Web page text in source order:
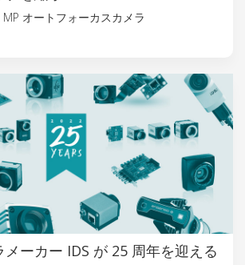
オートフォーカスカメラ
メーカー IDS が 25 周年を迎える